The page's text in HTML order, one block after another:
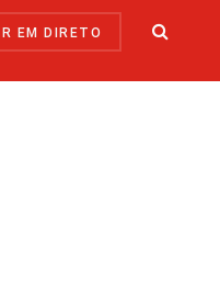
EM DIRETO